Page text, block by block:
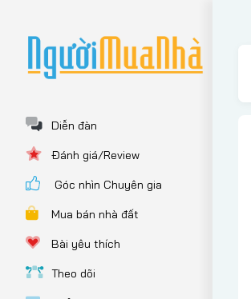
Diễn đàn
Đánh giá/Review
Góc nhìn Chuyên gia
Mua bán nhà đất
Bài yêu thích
Theo dõi